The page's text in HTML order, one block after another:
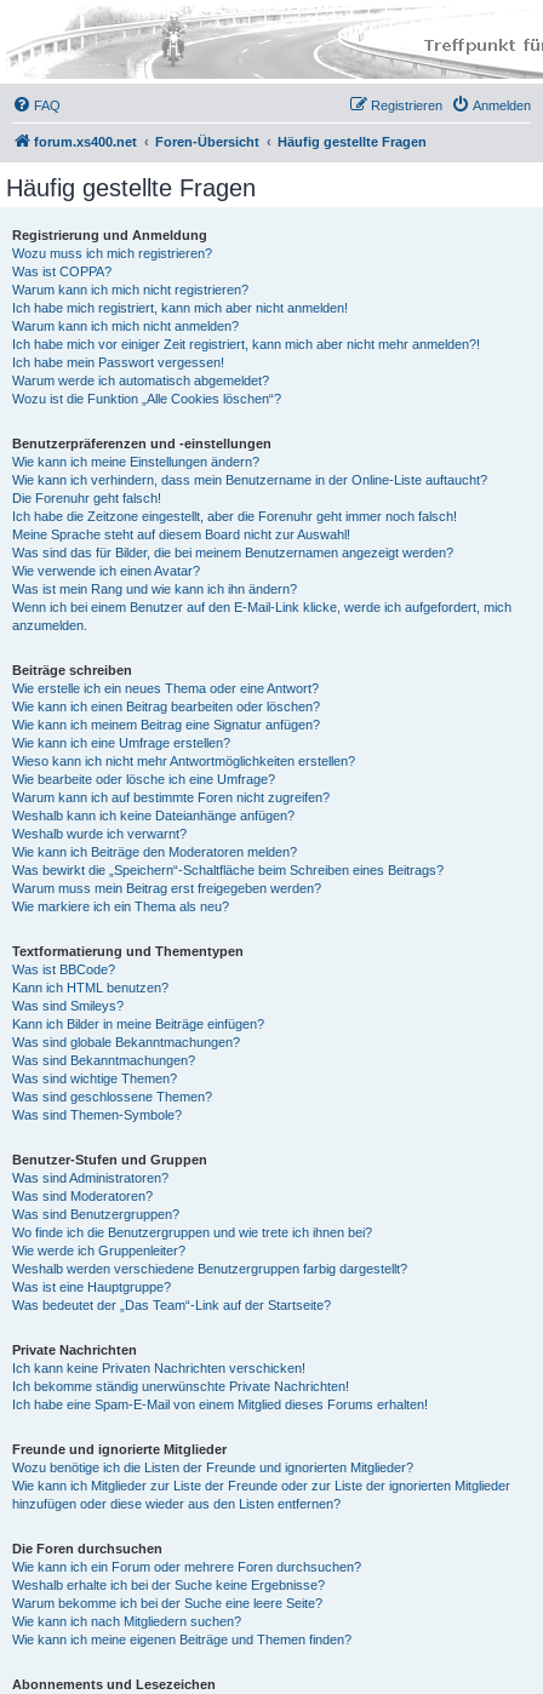
FAQ Anmelden
Registrieren
forum.xs400.net Foren-Übersicht Häufig gestellte Fragen
Häufig gestellte Fragen
Registrierung und Anmeldung
Wozu muss ich mich registrieren?
Was ist COPPA?
Warum kann ich mich nicht registrieren?
Ich habe mich registriert, kann mich aber nicht anmelden!
Warum kann ich mich nicht anmelden?
Ich habe mich vor einiger Zeit registriert, kann mich aber nicht mehr anmelden?!
Ich habe mein Passwort vergessen!
Warum werde ich automatisch abgemeldet?
Wozu ist die Funktion „Alle Cookies löschen“?
Benutzerpräferenzen und -einstellungen
Wie kann ich meine Einstellungen ändern?
Wie kann ich verhindern, dass mein Benutzername in der Online-Liste auftaucht?
Die Forenuhr geht falsch!
Ich habe die Zeitzone eingestellt, aber die Forenuhr geht immer noch falsch!
Meine Sprache steht auf diesem Board nicht zur Auswahl!
Was sind das für Bilder, die bei meinem Benutzernamen angezeigt werden?
Wie verwende ich einen Avatar?
Was ist mein Rang und wie kann ich ihn ändern?
Wenn ich bei einem Benutzer auf den E-Mail-Link klicke, werde ich aufgefordert, mich
anzumelden.
Beiträge schreiben
Wie erstelle ich ein neues Thema oder eine Antwort?
Wie kann ich einen Beitrag bearbeiten oder löschen?
Wie kann ich meinem Beitrag eine Signatur anfügen?
Wie kann ich eine Umfrage erstellen?
Wieso kann ich nicht mehr Antwortmöglichkeiten erstellen?
Wie bearbeite oder lösche ich eine Umfrage?
Warum kann ich auf bestimmte Foren nicht zugreifen?
Weshalb kann ich keine Dateianhänge anfügen?
Weshalb wurde ich verwarnt?
Wie kann ich Beiträge den Moderatoren melden?
Was bewirkt die „Speichern“-Schaltfläche beim Schreiben eines Beitrags?
Warum muss mein Beitrag erst freigegeben werden?
Wie markiere ich ein Thema als neu?
Textformatierung und Thementypen
Was ist BBCode?
Kann ich HTML benutzen?
Was sind Smileys?
Kann ich Bilder in meine Beiträge einfügen?
Was sind globale Bekanntmachungen?
Was sind Bekanntmachungen?
Was sind wichtige Themen?
Was sind geschlossene Themen?
Was sind Themen-Symbole?
Benutzer-Stufen und Gruppen
Was sind Administratoren?
Was sind Moderatoren?
Was sind Benutzergruppen?
Wo finde ich die Benutzergruppen und wie trete ich ihnen bei?
Wie werde ich Gruppenleiter?
Weshalb werden verschiedene Benutzergruppen farbig dargestellt?
Was ist eine Hauptgruppe?
Was bedeutet der „Das Team“-Link auf der Startseite?
Private Nachrichten
Ich kann keine Privaten Nachrichten verschicken!
Ich bekomme ständig unerwünschte Private Nachrichten!
Ich habe eine Spam-E-Mail von einem Mitglied dieses Forums erhalten!
Freunde und ignorierte Mitglieder
Wozu benötige ich die Listen der Freunde und ignorierten Mitglieder?
Wie kann ich Mitglieder zur Liste der Freunde oder zur Liste der ignorierten Mitglieder
hinzufügen oder diese wieder aus den Listen entfernen?
Die Foren durchsuchen
Wie kann ich ein Forum oder mehrere Foren durchsuchen?
Weshalb erhalte ich bei der Suche keine Ergebnisse?
Warum bekomme ich bei der Suche eine leere Seite?
Wie kann ich nach Mitgliedern suchen?
Wie kann ich meine eigenen Beiträge und Themen finden?
Abonnements und Lesezeichen